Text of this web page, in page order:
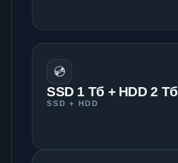
💿
SSD 1 Тб + HDD 2 Тб
SSD + HDD